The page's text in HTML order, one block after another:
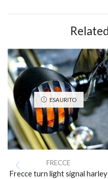
ESAURITO
FRECCE
Frecce turn light signal harley